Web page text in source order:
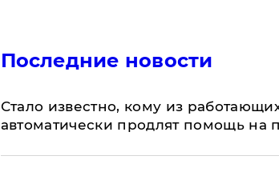
Последние новости
Стало известно, кому из
автоматически продлят помощь